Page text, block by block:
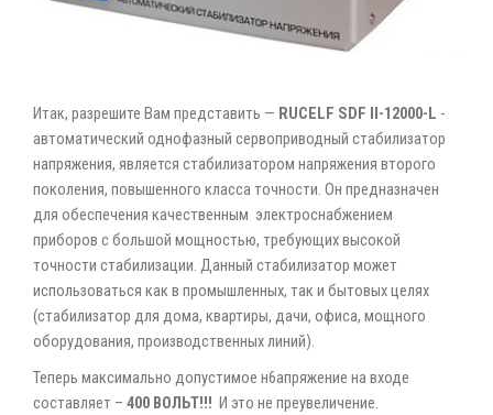
Итак, разрешите Вам представить — RUCELF SDF II-12000-L -
автоматический однофазный сервоприводный стабилизатор
напряжения, является стабилизатором напряжения второго
поколения, повышенного класса точности. Он предназначен
для обеспечения качественным электроснабжением
приборов с большой мощностью, требующих высокой
точности стабилизации. Данный стабилизатор может
использоваться как в промышленных, так и бытовых целях
(стабилизатор для дома, квартиры, дачи, офиса, мощного
оборудования, производственных линий).
Теперь максимально допустимое н6апряжение на входе
составляет – 400 ВОЛЬТ!!! И это не преувеличение.